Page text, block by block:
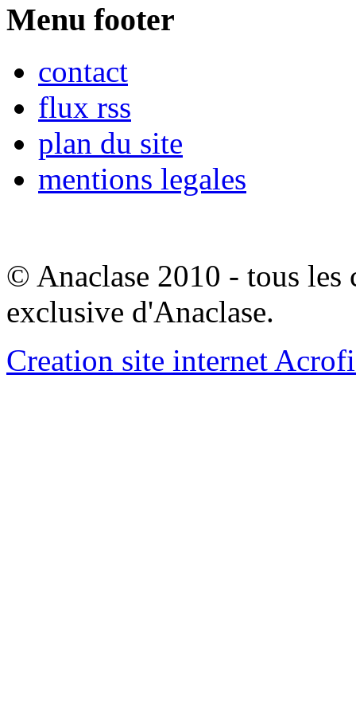
Menu footer
contact
flux rss
plan du site
mentions legales
© Anaclase 2010 - tous les
exclusive d'Anaclase.
Creation site internet